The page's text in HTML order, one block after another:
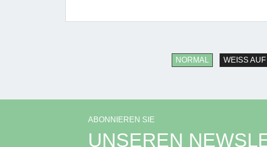
NORMAL WEISS AUF
ABONNIEREN SIE
UNSEREN